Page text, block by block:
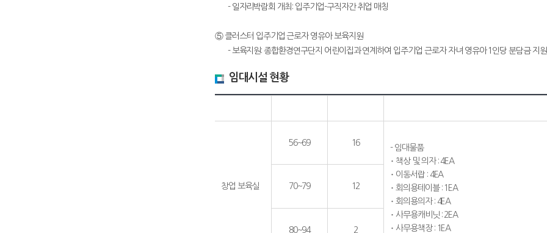
- 일자리박람회 개최: 입주기업-구직자간 취업 매칭
⑤ 클러스터 입주기업 근로자 영유아 보육지원
- 보육지원: 종합환경연구단지 어린이집과 연계하여 입주기업 근로자 자녀 영유아 1인당 분담금 지원
임대시설 현황
창업 보육실
56~69 16
- 임대물품
･ 책상 및 의자 : 4EA
･ 이동서랍 : 4EA
･ 회의용테이블 : 1EA
･ 회의용의자 : 4EA
･ 사무용캐비닛 : 2EA
･ 사무용책장 : 1EA
70~79 12
80~94 2